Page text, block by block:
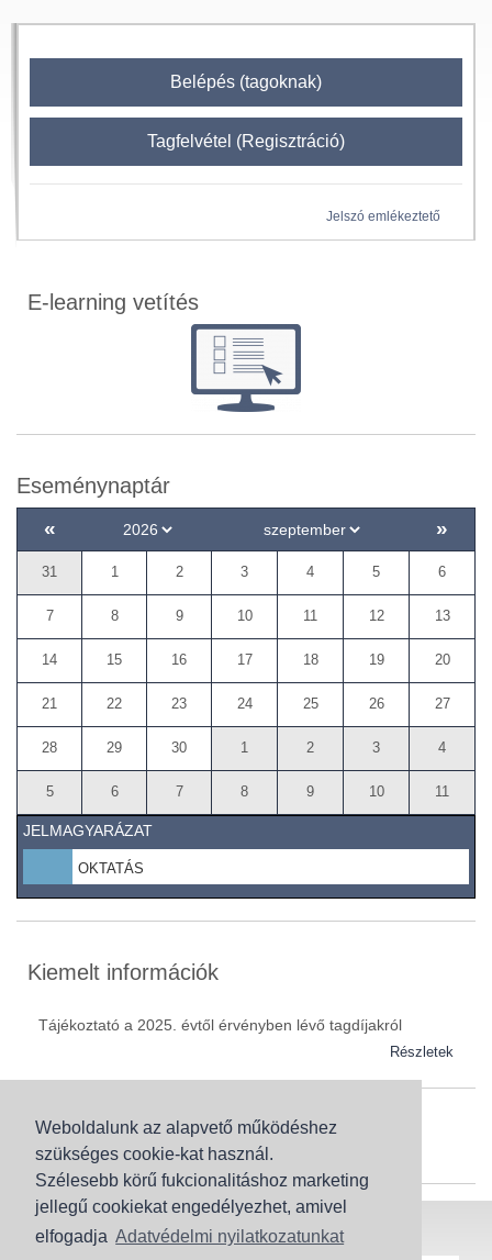
Weboldalunk az alapvető működéshez
szükséges cookie-kat használ.
Szélesebb körű fukcionalitáshoz marketing
jellegű cookiekat engedélyezhet, amivel
elfogadja Adatvédelmi nyilatkozatunkat
Belépés (tagoknak)
Tagfelvétel (Regisztráció)
Jelszó emlékeztető
E-learning vetítés
Eseménynaptár
« »
31 1 2 3 4 5 6
7 8 9 10 11 12 13
14 15 16 17 18 19 20
21 22 23 24 25 26 27
28 29 30 1 2 3 4
5 6 7 8 9 10 11
JELMAGYARÁZAT
OKTATÁS
Kiemelt információk
Tájékoztató a 2025. évtől érvényben lévő tagdíjakról
Részletek
Szaknévsor
Szaknévsorunk folyamatosan bővül.
Baranya (62)
Bács-Kiskun (43)
Honlaptérkép Adatvédelem